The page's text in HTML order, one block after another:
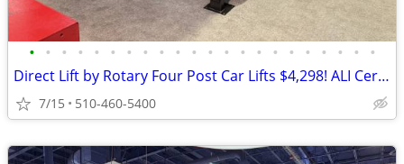
• • • • • • • • • • • • • • • • • • • • • •
Direct Lift by Rotary Four Post Car Lifts $4,298! ALI Certified!
7/15 510-460-5400